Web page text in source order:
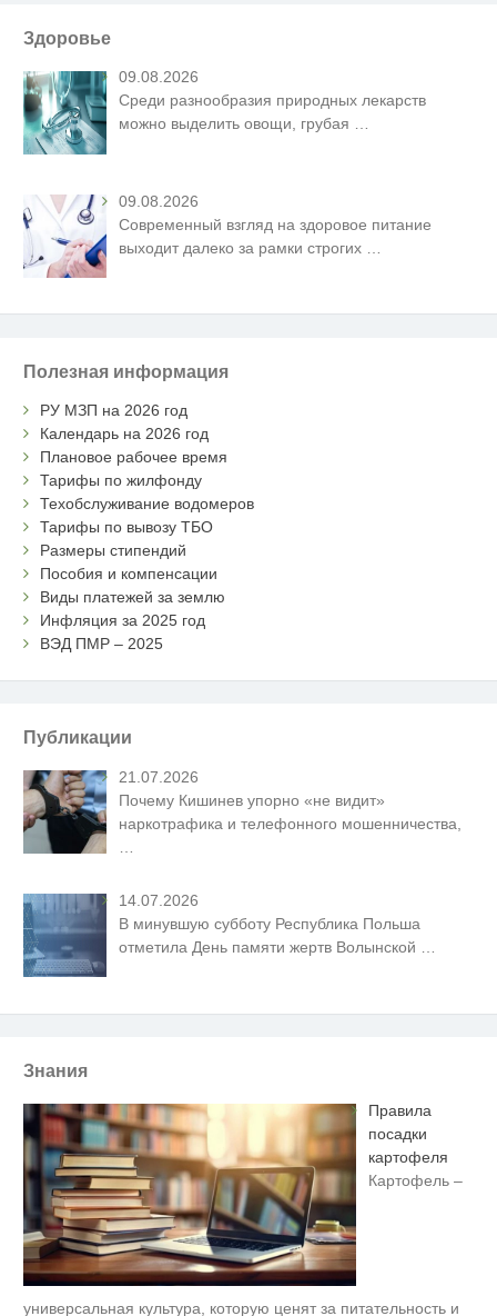
Здоровье
09.08.2026
Среди разнообразия природных лекарств
можно выделить овощи, грубая …
09.08.2026
Современный взгляд на здоровое питание
выходит далеко за рамки строгих
Полезная информация
РУ МЗП на 2026 год
Календарь на 2026 год
Плановое рабочее время
Тарифы по жилфонду
Техобслуживание водомеров
Тарифы по вывозу ТБО
Размеры стипендий
Пособия и компенсации
Виды платежей за землю
Инфляция за 2025 год
ВЭД ПМР – 2025
Публикации
21.07.2026
Почему Кишинев упорно «не видит»
наркотрафика и телефонного мошенничества,
14.07.2026
В минувшую субботу Республика Польша
отметила День памяти жертв Волынской …
Знания
Правила
посадки
картофеля
Картофель –
универсальная культура, которую ценят за питательность и
i
Скрытая камера на пляже